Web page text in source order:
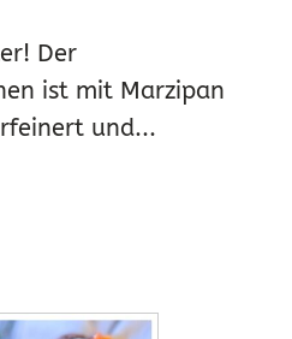
Der
ist mit Marzipan
und...